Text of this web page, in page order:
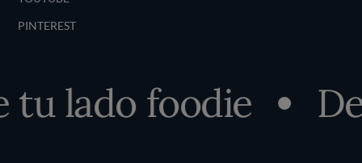
PINTEREST
lado foodie